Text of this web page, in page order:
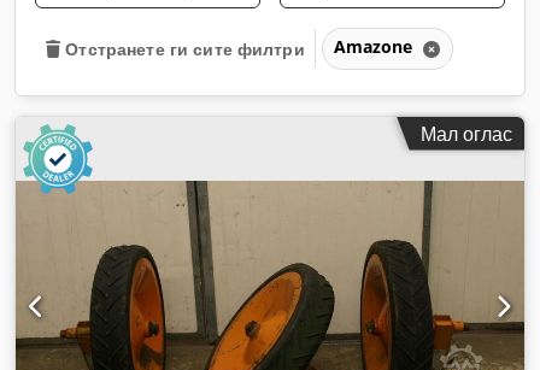
Отстранете ги сите филтри Amazone
Мал оглас